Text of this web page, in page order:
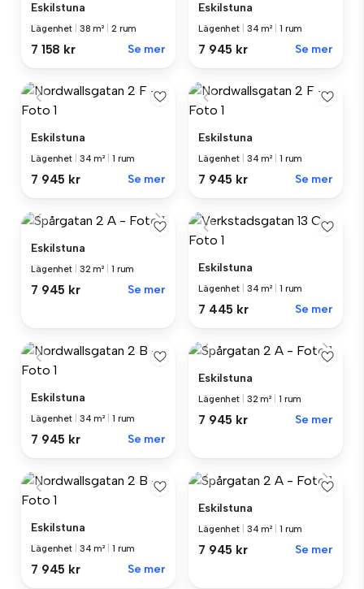
Eskilstuna
Lägenhet 38 m² 2 rum
7 158 kr Se mer
Eskilstuna
Lägenhet 34 m² 1 rum
7 945 kr Se mer
Eskilstuna
Lägenhet 34 m² 1 rum
7 945 kr Se mer
Eskilstuna
Lägenhet 34 m² 1 rum
7 945 kr Se mer
Eskilstuna
Lägenhet 32 m² 1 rum
7 945 kr Se mer
Eskilstuna
Lägenhet 34 m² 1 rum
7 445 kr Se mer
Eskilstuna
Lägenhet 34 m² 1 rum
7 945 kr Se mer
Eskilstuna
Lägenhet 32 m² 1 rum
7 945 kr Se mer
Eskilstuna
Lägenhet 34 m² 1 rum
7 945 kr Se mer
Eskilstuna
Lägenhet 34 m² 1 rum
7 945 kr Se mer